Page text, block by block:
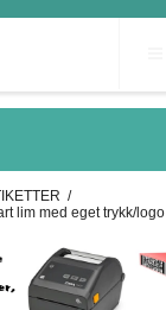
/
lim med eget trykk/logo